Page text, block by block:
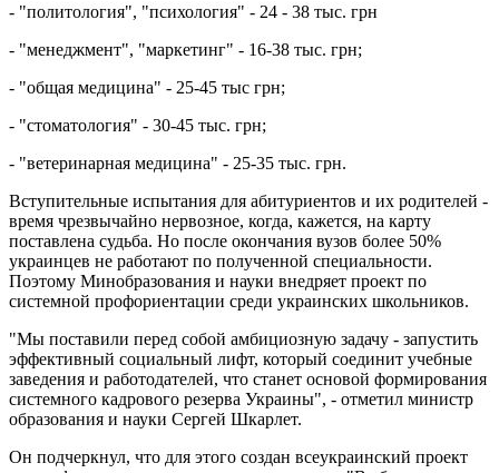
- "политология", "психология" - 24 - 38 тыс. грн
- "менеджмент", "маркетинг" - 16-38 тыс. грн;
- "общая медицина" - 25-45 тыс грн;
- "стоматология" - 30-45 тыс. грн;
- "ветеринарная медицина" - 25-35 тыс. грн.
Вступительные испытания для абитуриентов и их родителей -
время чрезвычайно нервозное, когда, кажется, на карту
поставлена ​​судьба. Но после окончания вузов более 50%
украинцев не работают по полученной специальности.
Поэтому Минобразования и науки внедряет проект по
системной профориентации среди украинских школьников.
"Мы поставили перед собой амбициозную задачу - запустить
эффективный социальный лифт, который соединит учебные
заведения и работодателей, что станет основой формирования
системного кадрового резерва Украины", - отметил министр
образования и науки Сергей Шкарлет.
Он подчеркнул, что для этого создан всеукраинский проект